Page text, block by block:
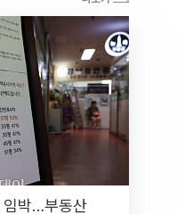
임박…부동산